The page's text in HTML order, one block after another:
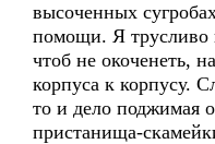
высоченных
помощи. Я трусливо
чтоб не окоченеть,
корпуса к корпусу.
то и дело поджимая
пристанища-